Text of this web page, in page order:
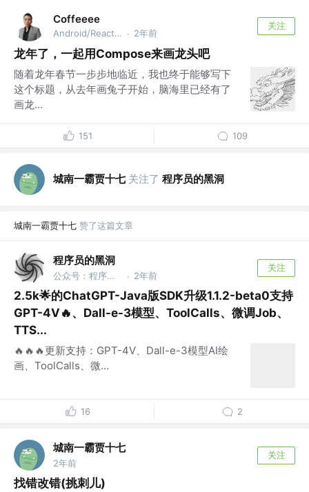
Coffeeee
Android/React/Threejs @公众号：Coffeeee · 2年前
关注
龙年了，一起用Compose来画龙头吧
随着龙年春节一步步地临近，我也终于能够写下
这个标题，从去年画兔子开始，脑海里已经有了
画龙...
151 109
城南一霸贾十七 关注了 程序员的黑洞
城南一霸贾十七 赞了这篇文章
程序员的黑洞
公众号：程序员的黑洞 · 2年前
关注
2.5k🌟的ChatGPT-Java版SDK升级1.1.2-beta0支持
GPT-4V🔥、Dall-e-3模型、ToolCalls、微调Job、
TTS...
🔥🔥🔥更新支持：GPT-4V、Dall-e-3模型AI绘
画、ToolCalls、微...
16 2
城南一霸贾十七
2年前
关注
找错改错(挑刺儿)